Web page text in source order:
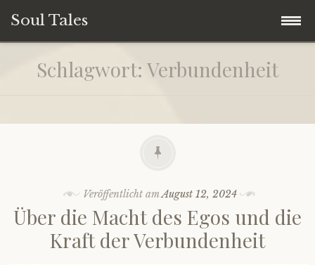
Soul Tales
Zum
Inhalt
Home
Soul People
Schlagwort: Verbundenheit
Veröffentlicht amAugust 12, 2024
Über die Macht des Egos und die
Kraft der Verbundenheit